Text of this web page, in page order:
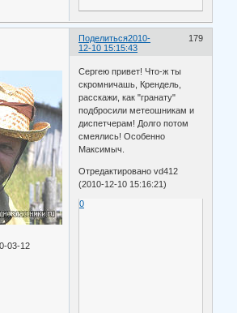
Поделиться 179
2010-
12-10 15:15:43
03-12
Сергею привет! Что-ж ты
скромничашь, Крендель,
расскажи, как "гранату"
подбросили метеошникам и
диспетчерам! Долго потом
смеялись! Особенно
Максимыч.
Отредактировано vd412
(2010-12-10 15:16:21)
0